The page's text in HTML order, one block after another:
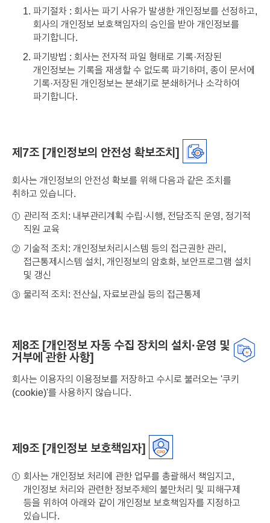
파기절차 : 회사는 파기 사유가 발생한 개인정보를 선정하고,
회사의 개인정보 보호책임자의 승인을 받아 개인정보를
파기합니다.
파기방법 : 회사는 전자적 파일 형태로 기록·저장된
개인정보는 기록을 재생할 수 없도록 파기하며, 종이 문서에
기록·저장된 개인정보는 분쇄기로 분쇄하거나 소각하여
파기합니다.
제7조 [개인정보의 안전성 확보조치]
회사는 개인정보의 안전성 확보를 위해 다음과 같은 조치를
취하고 있습니다.
① 관리적 조치: 내부관리계획 수립·시행, 전담조직 운영, 정기적
직원 교육
② 기술적 조치: 개인정보처리시스템 등의 접근권한 관리,
접근통제시스템 설치, 개인정보의 암호화, 보안프로그램 설치
및 갱신
③ 물리적 조치: 전산실, 자료보관실 등의 접근통제
제8조 [개인정보 자동 수집 장치의 설치·운영 및
거부에 관한 사항]
회사는 이용자의 이용정보를 저장하고 수시로 불러오는 '쿠키
(cookie)'를 사용하지 않습니다.
제9조 [개인정보 보호책임자]
① 회사는 개인정보 처리에 관한 업무를 총괄해서 책임지고,
개인정보 처리와 관련한 정보주체의 불만처리 및 피해구제
등을 위하여 아래와 같이 개인정보 보호책임자를 지정하고
있습니다.